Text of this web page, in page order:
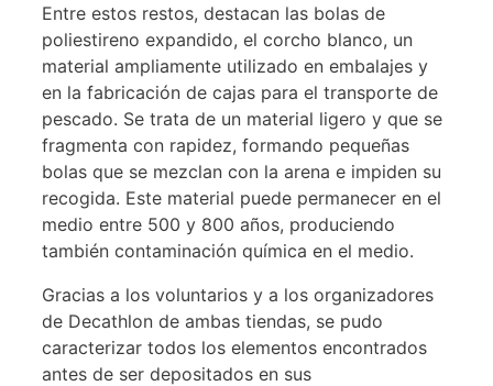
Entre estos restos, destacan las bolas de
poliestireno expandido, el corcho blanco, un
material ampliamente utilizado en embalajes y
en la fabricación de cajas para el transporte de
pescado. Se trata de un material ligero y que se
fragmenta con rapidez, formando pequeñas
bolas que se mezclan con la arena e impiden su
recogida. Este material puede permanecer en el
medio entre 500 y 800 años, produciendo
también contaminación química en el medio.
Gracias a los voluntarios y a los organizadores
de Decathlon de ambas tiendas, se pudo
caracterizar todos los elementos encontrados
antes de ser depositados en sus